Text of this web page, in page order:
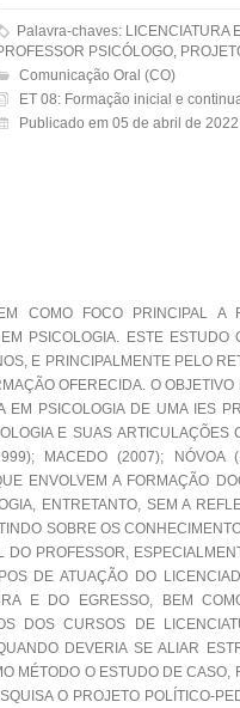
Palavra-chaves: LICENCIATURA
PSICÓLOGO,
Comunicação Oral (CO)
ET 08: Formação inicial e
Publicado em 05 de abril de 2022
COMO FOCO PRINCIPAL A
PSICOLOGIA. ESTE
E PRINCIPALMENTE PELO
OFERECIDA. O
EM PSICOLOGIA DE UMA IES
E SUAS
MACEDO (2007);
ENVOLVEM A FORMAÇÃO
ENTRETANTO, SEM A
SOBRE OS
PROFESSOR,
DE ATUAÇÃO DO
E DO EGRESSO, BEM
DOS CURSOS DE
DEVERIA SE ALIAR
MÉTODO O ESTUDO DE
O PROJETO POLÍTICO-